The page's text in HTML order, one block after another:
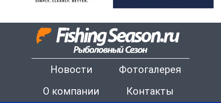
Новости
Фотогалерея
О компании
Контакты